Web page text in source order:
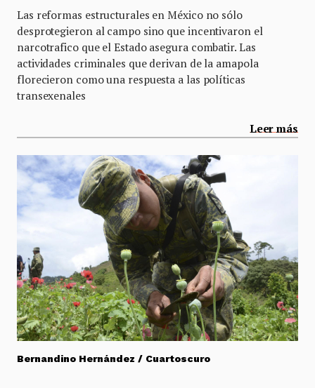
Las reformas estructurales en México no sólo
desprotegieron al campo sino que incentivaron el
narcotrafico que el Estado asegura combatir. Las
actividades criminales que derivan de la amapola
florecieron como una respuesta a las políticas
transexenales
Leer más
Bernandino Hernández / Cuartoscuro